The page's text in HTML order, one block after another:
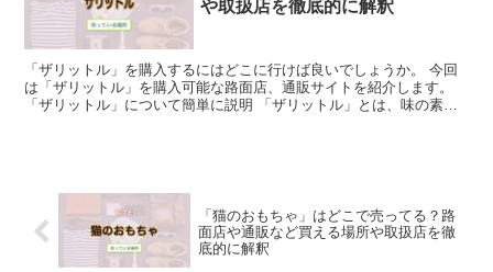
や取扱店を徹底的に解釈
「ザリットル」を購入するにはどこに行けば良いでしょうか。 今回
は「ザリットル」を購入可能な路面店、通販サイトを紹介します。
「ザリットル」について簡単に説明 「ザリットル」とは、味の素
「猫のおもちゃ」はどこで売ってる？路
面店や通販など買える場所や取扱店を徹
底的に解釈